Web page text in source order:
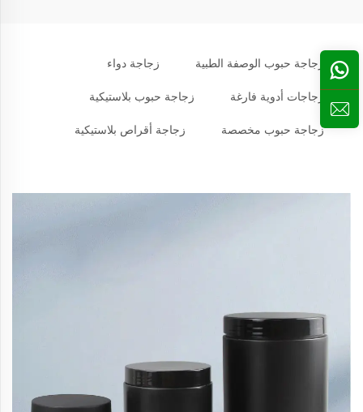
زجاجة حبوب الوصفة الطبية زجاجة دواء
زجاجات أدوية فارغة زجاجة حبوب بلاستيكية
زجاجة حبوب مخصصة زجاجة أقراص بلاستيكية